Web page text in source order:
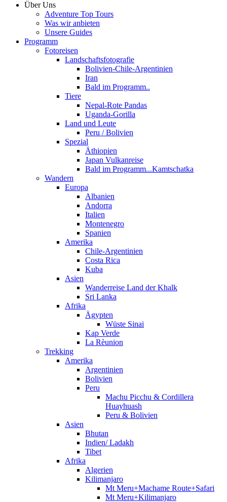
Über Uns
Adventure Top Tours
Was wir anbieten
Unsere Guides
Programm
Fotoreisen
Landschaftsfotografie
Bolivien-Chile-Argentinien
Iran
Bald im Programm..
Tiere
Nepal-Rote Pandas
Uganda-Gorilla
Land und Leute
Peru / Bolivien
Spezial
Äthiopien
Japan Vulkanreise
Bald im Programm...Kamtschatka
Wandern
Europa
Albanien
Andorra
Italien
Montenegro
Spanien
Amerika
Chile-Argentinien
Costa Rica
Kuba
Asien
Wanderreise Land der Khalk
Sri Lanka
Afrika
Ägypten
Wüste Sinai
Kap Verde
La Rèunion
Trekking
Amerika
Argentinien
Bolivien
Peru
Machu Picchu & Cordillera
Huayhuash
Peru & Bolivien
Asien
Bhutan
Indien/ Ladakh
Tibet
Afrika
Algerien
Kilimanjaro
Mt Meru+Machame Route+Safari
Mt Meru+Kilimanjaro